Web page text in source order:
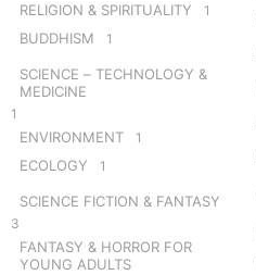
RELIGION & SPIRITUALITY 1
BUDDHISM 1
SCIENCE – TECHNOLOGY &
MEDICINE
1
ENVIRONMENT 1
ECOLOGY 1
SCIENCE FICTION & FANTASY
3
FANTASY & HORROR FOR
YOUNG ADULTS